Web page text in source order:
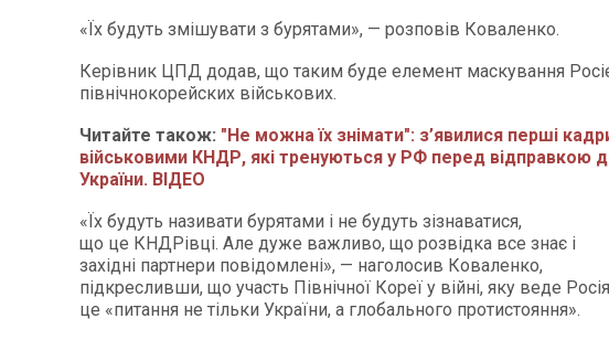
«Їх будуть змішувати з бурятами», — розповів Коваленко.
Керівник ЦПД додав, що таким буде елемент маскування
північнокорейских військових.
Читайте також: "Не можна їх знімати": з’явилися перші
військовими КНДР, які тренуються у РФ перед відправкою
України. ВІДЕО
«Їх будуть називати бурятами і не будуть зізнаватися,
що це КНДРівці. Але дуже важливо, що розвідка все знає і
західні партнери повідомлені», — наголосив Коваленко,
підкресливши, що участь Північної Кореї у війні, яку веде
це «питання не тільки України, а глобального протистояння».